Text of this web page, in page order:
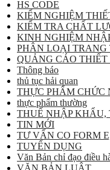
HS CODE
KIỂM NGHIỆM
KIỂM TRA CHẤT
KINH NGHIỆM
PHÂN LOẠI TRANG
QUẢNG CÁO
Thông báo
thủ tục hải quan
THỰC PHẨM CHỨC
thực phẩm thường
THUẾ NHẬP KHẨU,
TIN MỚI
TƯ VẤN CO FORM
TUYỂN DỤNG
Văn Bản chỉ đạo điều
VĂN BẢN LUẬT